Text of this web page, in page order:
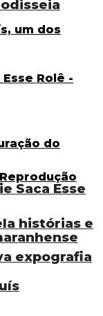
histórias e
expografia
Saca Esse